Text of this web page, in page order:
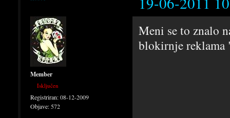
Member
Isključen
Registriran:08-12-2009
Objave:572
Meni se to znalo
blokirnje